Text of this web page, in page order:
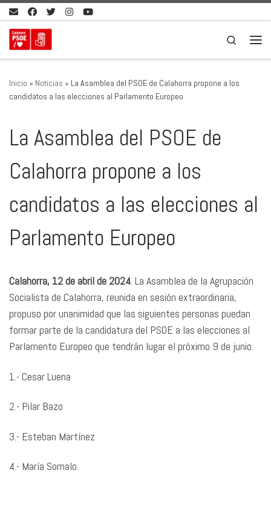
Saltar al contenido
Search
Inicio » Noticias » La Asamblea del PSOE de Calahorra propone a los
candidatos a las elecciones al Parlamento Europeo
La Asamblea del PSOE de
Calahorra propone a los
candidatos a las elecciones al
Parlamento Europeo
Calahorra, 12 de abril de 2024. La Asamblea de la Agrupación
Socialista de Calahorra, reunida en sesión extraordinaria,
propuso por unanimidad que las siguientes personas puedan
formar parte de la candidatura del PSOE a las elecciones al
Parlamento Europeo que tendrán lugar el próximo 9 de junio.
1.- Cesar Luena
2.- Pilar Bazo
3.- Esteban Martínez
4.- María Somalo.